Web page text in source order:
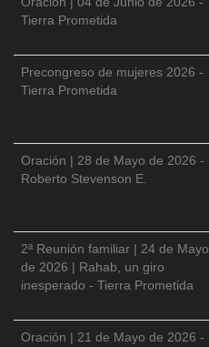
Tierra Prometida
Precongreso de mujeres 2026 -
Tierra Prometida
Oración | 28 de Mayo de 2026 -
Roberto Stevenson E.
2ª Reunión familiar | 24 de Mayo
de 2026 | Rahab, un giro
inesperado - Tierra Prometida
Oración | 21 de Mayo de 2026 -